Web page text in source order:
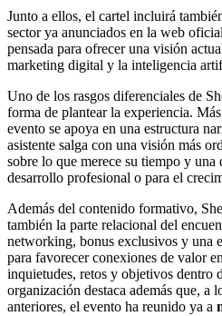
Junto a ellos, el cartel incluirá
sector ya anunciados en la web
pensada para ofrecer una visión
marketing digital y la inteligencia
Uno de los rasgos diferenciales de
forma de plantear la experiencia.
evento se apoya en una estructura
asistente salga con una visión más
sobre lo que merece su tiempo y una
desarrollo profesional o para el
Además del contenido formativo,
también la parte relacional del
networking, bonus exclusivos y una
para favorecer conexiones de valor
inquietudes, retos y objetivos dentro
organización destaca además que, a
anteriores, el evento ha reunido ya a